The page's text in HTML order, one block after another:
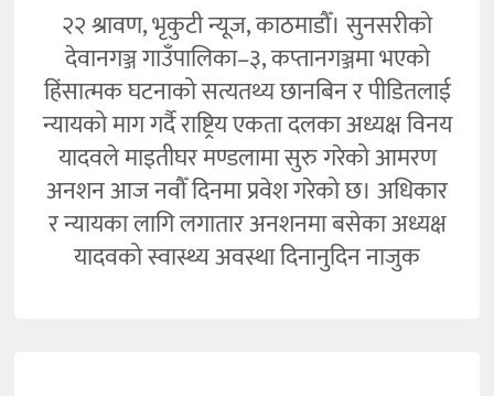
२२ श्रावण, भृकुटी न्यूज, काठमाडौँ। सुनसरीको
देवानगञ्ज गाउँपालिका–३, कप्तानगञ्जमा भएको
हिंसात्मक घटनाको सत्यतथ्य छानबिन र पीडितलाई
न्यायको माग गर्दै राष्ट्रिय एकता दलका अध्यक्ष विनय
यादवले माइतीघर मण्डलामा सुरु गरेको आमरण
अनशन आज नवौँ दिनमा प्रवेश गरेको छ। अधिकार
र न्यायका लागि लगातार अनशनमा बसेका अध्यक्ष
यादवको स्वास्थ्य अवस्था दिनानुदिन नाजुक